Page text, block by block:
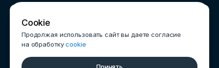
Обработка данных
Cookie
Продолжая использовать сайт вы даете согласие
на обработкуcookie